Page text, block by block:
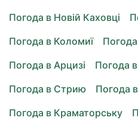
Погода в Новій Каховці
Погода в Коломиї
Погода в Арцизі
Погода
Погода в Стрию
Погода
Погода в Краматорську